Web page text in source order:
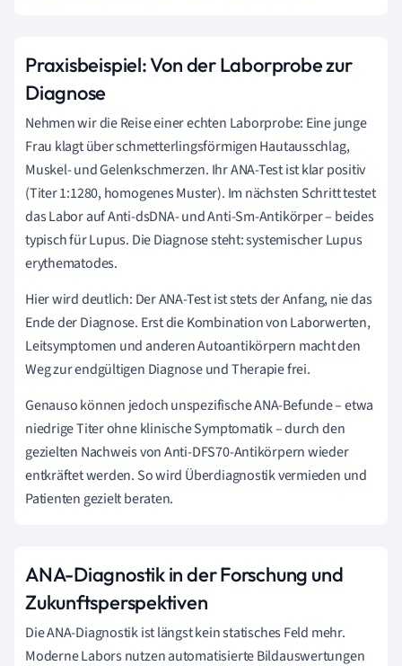
Praxisbeispiel: Von der Laborprobe zur
Diagnose
Nehmen wir die Reise einer echten Laborprobe: Eine junge
Frau klagt über schmetterlingsförmigen Hautausschlag,
Muskel- und Gelenkschmerzen. Ihr ANA-Test ist klar positiv
(Titer 1:1280, homogenes Muster). Im nächsten Schritt testet
das Labor auf Anti-dsDNA- und Anti-Sm-Antikörper – beides
typisch für Lupus. Die Diagnose steht: systemischer Lupus
erythematodes.
Hier wird deutlich: Der ANA-Test ist stets der Anfang, nie das
Ende der Diagnose. Erst die Kombination von Laborwerten,
Leitsymptomen und anderen Autoantikörpern macht den
Weg zur endgültigen Diagnose und Therapie frei.
Genauso können jedoch unspezifische ANA-Befunde – etwa
niedrige Titer ohne klinische Symptomatik – durch den
gezielten Nachweis von Anti-DFS70-Antikörpern wieder
entkräftet werden. So wird Überdiagnostik vermieden und
Patienten gezielt beraten.
ANA-Diagnostik in der Forschung und
Zukunftsperspektiven
Die ANA-Diagnostik ist längst kein statisches Feld mehr.
Moderne Labors nutzen automatisierte Bildauswertungen